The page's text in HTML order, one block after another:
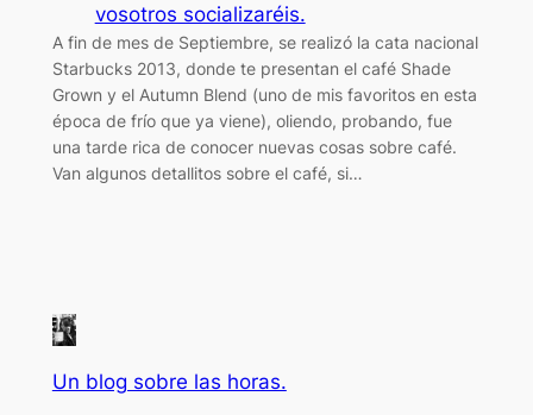
vosotros socializaréis.
A fin de mes de Septiembre, se realizó la cata nacional
Starbucks 2013, donde te presentan el café Shade
Grown y el Autumn Blend (uno de mis favoritos en esta
época de frío que ya viene), oliendo, probando, fue
una tarde rica de conocer nuevas cosas sobre café.
Van algunos detallitos sobre el café, si…
Un blog sobre las horas.